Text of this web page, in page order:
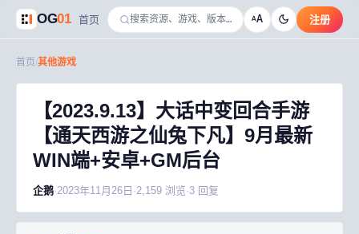
OG01 首页 AA 注册
首页 其他游戏
【2023.9.13】大话中变回合手游
【通天西游之仙兔下凡】9月最新
WIN端+安卓+GM后台
企鹅·2023年11月26日 ·2,159 浏览·3 回复